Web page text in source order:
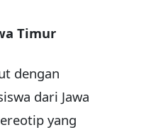
Timur
dengan
dari Jawa
yang